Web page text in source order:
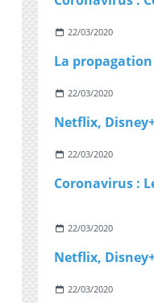
22/03/2020
22/03/2020
22/03/2020
22/03/2020
22/03/2020